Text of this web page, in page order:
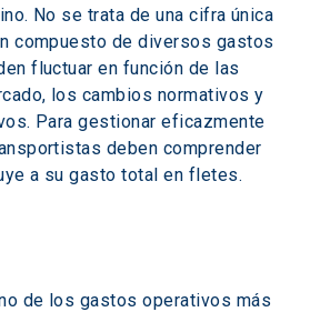
No se trata de una cifra única
compuesto de diversos gastos
fluctuar en función de las
los cambios normativos y
Para gestionar eficazmente
deben comprender
a su gasto total en fletes.
de los gastos operativos más